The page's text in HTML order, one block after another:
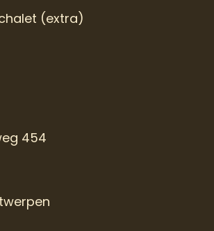
(extra)
454